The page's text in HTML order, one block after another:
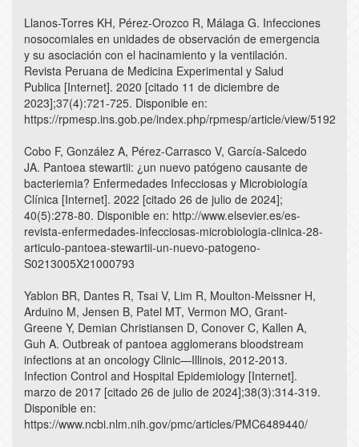
Llanos-Torres KH, Pérez-Orozco R, Málaga G. Infecciones
nosocomiales en unidades de observación de emergencia
y su asociación con el hacinamiento y la ventilación.
Revista Peruana de Medicina Experimental y Salud
Publica [Internet]. 2020 [citado 11 de diciembre de
2023];37(4):721-725. Disponible en:
https://rpmesp.ins.gob.pe/index.php/rpmesp/article/view/5192
Cobo F, González A, Pérez-Carrasco V, García-Salcedo
JA. Pantoea stewartii: ¿un nuevo patógeno causante de
bacteriemia? Enfermedades Infecciosas y Microbiología
Clínica [Internet]. 2022 [citado 26 de julio de 2024];
40(5):278-80. Disponible en: http://www.elsevier.es/es-
revista-enfermedades-infecciosas-microbiologia-clinica-28-
articulo-pantoea-stewartii-un-nuevo-patogeno-
S0213005X21000793
Yablon BR, Dantes R, Tsai V, Lim R, Moulton-Meissner H,
Arduino M, Jensen B, Patel MT, Vermon MO, Grant-
Greene Y, Demian Christiansen D, Conover C, Kallen A,
Guh A. Outbreak of pantoea agglomerans bloodstream
infections at an oncology Clinic—Illinois, 2012-2013.
Infection Control and Hospital Epidemiology [Internet].
marzo de 2017 [citado 26 de julio de 2024];38(3):314-319.
Disponible en:
https://www.ncbi.nlm.nih.gov/pmc/articles/PMC6489440/